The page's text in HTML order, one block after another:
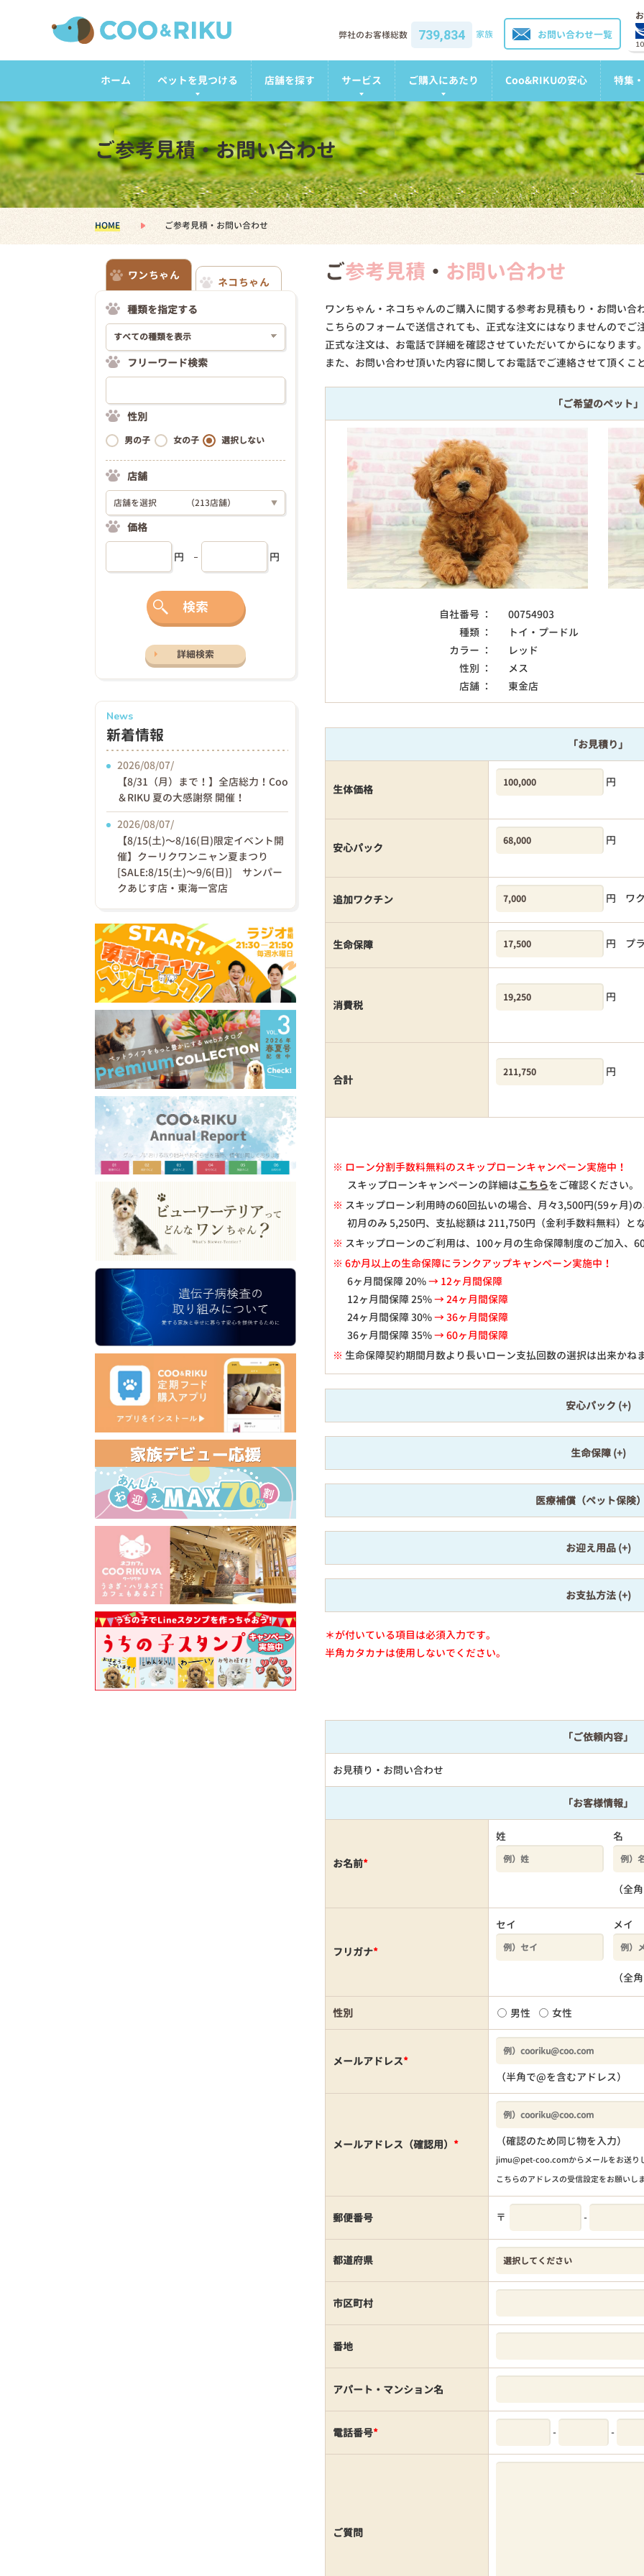
お問い合わせ一覧
弊社のお客様総数 739,834 家族
ホーム ペットを見つける 店舗を探す サービス ご購入にあたり Coo&RIKUの安心 特集
ご参考見積・お問い合わせ
HOME ご参考見積・お問い合わせ
ご参考見積 ・ お問い合わせ
ワンちゃん・ネコちゃんのご購入に関する参考お見積もり・お問い合
こちらのフォームで送信されても、正式な注文にはなりませんのでご
正式な注文は、お電話で詳細を確認させていただいてからになります
また、お問い合わせ頂いた内容に関してお電話でご連絡させて頂く
「ご希望のペット」
自社番号 ：
00754903
種類 ：
トイ・プードル
カラー ：
レッド
性別 ：
メス
店舗 ：
東金店
「お見積り」
生体価格
円
安心パック
円
追加ワクチン 円 ワ
生命保障 円 プ
消費税
円
合計
円
※ ローン分割手数料無料のスキップローンキャンペーン実施中！
スキップローンキャンペーンの詳細はこちらをご確認ください。
※ スキップローン利用時の60回払いの場合、月々3,500円(59ヶ月)
初月のみ 5,250円、支払総額は 211,750円（金利手数料無料）と
※ スキップローンのご利用は、100ヶ月の生命保障制度のご加入、
※ 6か月以上の生命保障にランクアップキャンペーン実施中！
6ヶ月間保障 20%→ 12ヶ月間保障
12ヶ月間保障 25%→ 24ヶ月間保障
24ヶ月間保障 30%→ 36ヶ月間保障
36ヶ月間保障 35%→ 60ヶ月間保障
※ 生命保障契約期間月数より長いローン支払回数の選択は出来かね
安心パック
生命保障
医療補償（ペット保険
お迎え用品
お支払方法
＊が付いている項目は必須入力です。
半角カタカナは使用しないでください。
「ご依頼内容」
お見積り・お問い合わせ
「お客様情報」
お名前*
姓 名
（全
フリガナ*
セイ メイ
（全
性別 男性 女性
メールアドレス*
（半角で@を含むアドレス）
メールアドレス（確認用） * （確認のため同じ物を入力）
jimu@pet-coo.comからメールをお送り
こちらのアドレスの受信設定をお願いし
郵便番号 〒 -
都道府県
市区町村
番地
アパート・マンション名
電話番号* - -
ご質問
ワンちゃん
ネコちゃん
種類を指定する
フリーワード検索
性別
男の子 女の子 選択しない
店舗
店舗を選択 （213店舗） ▼
価格
円 円
検索
詳細検索
News
新着情報
2026/08/07/
【8/31（月）まで！】全店総力！Coo
＆RIKU 夏の大感謝祭 開催！
2026/08/07/
【8/15(土)〜8/16(日)限定イベント開
催】クーリクワンニャン夏まつり
[SALE:8/15(土)～9/6(日)] サンパー
クあじす店・東海一宮店